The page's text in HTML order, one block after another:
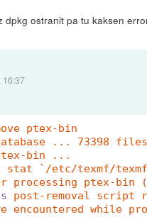
dpkg ostranit pa tu kaksen
16:37
ptex-bin
... 73398
bin ...
stat `/etc/texmf/
processing ptex-bin
post-removal script
encountered while